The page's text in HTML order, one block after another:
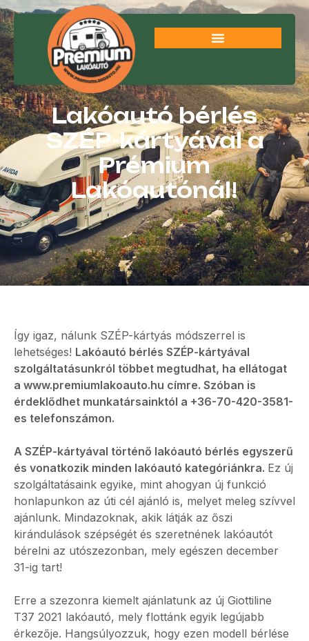
Lakóautó bérlés
SZÉP-kártyával a
Prémium
Lakóautónál!
Így igaz, nálunk SZÉP-kártyás módszerrel is
lehetséges! Lakóautó bérlés SZÉP-kártyával
szolgáltatásunkról többet megtudhat, ha ellátogat
a www.premiumlakoauto.hu címre. Szóban is
érdeklődhet munkatársainktól a +36-70-420-3581-
es telefonszámon.
A SZÉP-kártyával történő lakóautó bérlés egyszerű
és vonatkozik minden lakóautó kategóriánkra. Ez új
szolgáltatásaink egyike, mint ahogyan új funkció
honlapunkon az úti cél ajánló is, melyet meleg szívvel
ajánlunk. Mindazoknak, akik látják az őszi
kirándulások szépségét és szeretnének lakóautót
bérelni az utószezonban, mely egészen december
31-ig tart!
Erre a szezonra kiemelt ajánlatunk az új Giottiline
T37 2021 lakóautó, mely flottánk egyik legújabb
érkezője. Hangsúlyozzuk, hogy ezen modell bérlése